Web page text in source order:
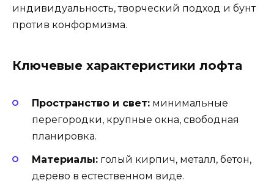
индивидуальность, творческий подход и бунт
против конформизма.
Ключевые характеристики лофта
Пространство и свет: минимальные
перегородки, крупные окна, свободная
планировка.
Материалы: голый кирпич, металл, бетон,
дерево в естественном виде.